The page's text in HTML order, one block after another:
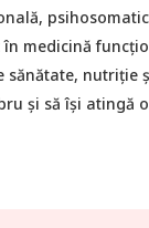
în medicină
sănătate, nutriție
și să își atingă